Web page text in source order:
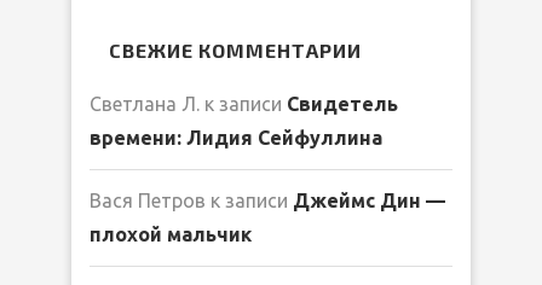
СВЕЖИЕ КОММЕНТАРИИ
Светлана Л. к записи Свидетель
времени: Лидия Сейфуллина
Вася Петров к записи Джеймс Дин —
плохой мальчик